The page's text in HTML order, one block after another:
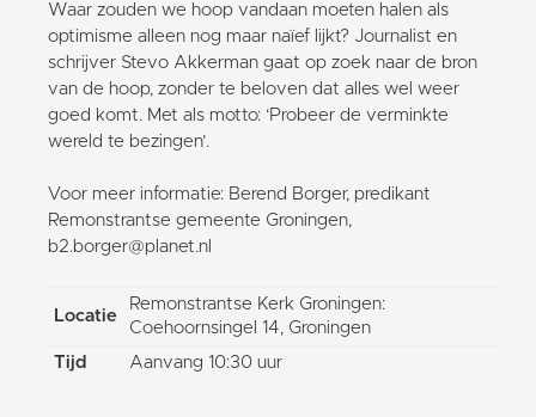
Waar zouden we hoop vandaan moeten halen als
optimisme alleen nog maar naïef lijkt? Journalist en
schrijver Stevo Akkerman gaat op zoek naar de bron
van de hoop, zonder te beloven dat alles wel weer
goed komt. Met als motto: ‘Probeer de verminkte
wereld te bezingen’.
Voor meer informatie: Berend Borger, predikant
Remonstrantse gemeente Groningen,
b2.borger@planet.nl
Locatie
Remonstrantse Kerk Groningen:
Coehoornsingel 14, Groningen
Tijd
Aanvang 10:30 uur